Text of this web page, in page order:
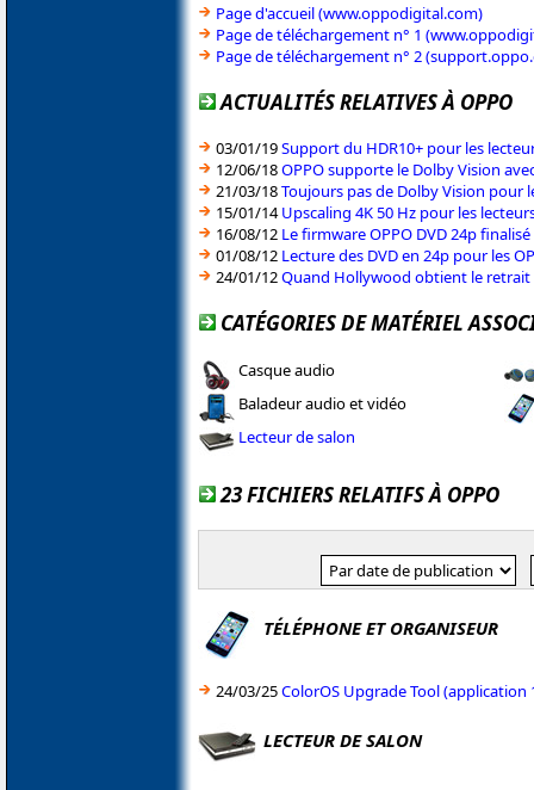
Page d'accueil (www.oppodigital.com)
Page de téléchargement n° 1
Page de téléchargement n° 2
ACTUALITÉS RELATIVES À OPPO
03/01/19Support du HDR10+ pour les
12/06/18OPPO supporte le Dolby Vision
21/03/18Toujours pas de Dolby Vision pour
15/01/14Upscaling 4K 50 Hz pour les
16/08/12 Le firmware OPPO DVD 24p
01/08/12 Lecture des DVD en 24p pour les
24/01/12Quand Hollywood obtient le retrait
CATÉGORIES DE MATÉRIEL
Casque audio
Baladeur audio et vidéo
Lecteur de salon
23 FICHIERS RELATIFS À OPPO
TÉLÉPHONE ET ORGANISEUR
24/03/25ColorOS Upgrade Tool (application
LECTEUR DE SALON